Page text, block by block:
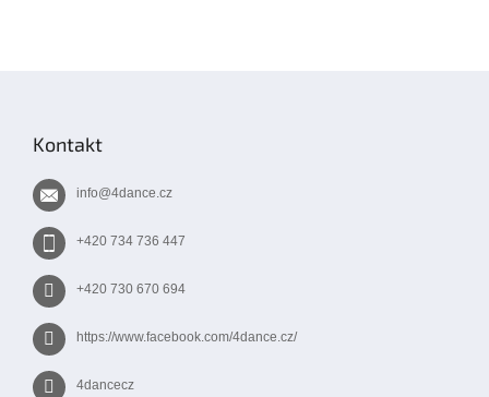
Kontakt
info@4dance.cz
+420 734 736 447
+420 730 670 694
https://www.facebook.com/4dance.cz/
4dancecz